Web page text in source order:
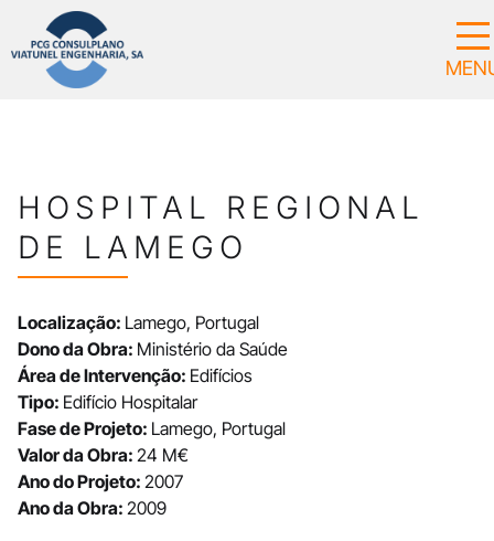
HOSPITAL REGIONAL
DE LAMEGO
Localização: Lamego, Portugal
Dono da Obra: Ministério da Saúde
Área de Intervenção: Edifícios
Tipo: Edifício Hospitalar
Fase de Projeto: Lamego, Portugal
Valor da Obra: 24 M€
Ano do Projeto: 2007
Ano da Obra: 2009